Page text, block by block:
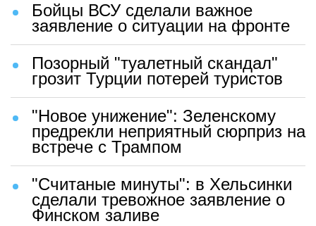
Бойцы ВСУ сделали важное
заявление о ситуации на фронте
Позорный "туалетный скандал"
грозит Турции потерей туристов
"Новое унижение": Зеленскому
предрекли неприятный сюрприз на
встрече с Трампом
"Считаные минуты": в Хельсинки
сделали тревожное заявление о
Финском заливе